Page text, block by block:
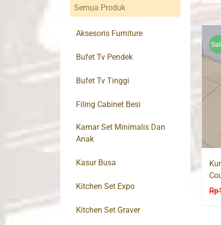
Rp
Semua Produk
Aksesoris Furniture
Bufet Tv Pendek
Bufet Tv Tinggi
Filing Cabinet Besi
Kamar Set Minimalis Dan
Anak
Kasur Busa
Kitchen Set Expo
Kitchen Set Graver